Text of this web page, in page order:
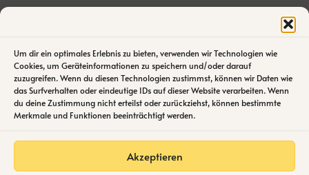
Um dir ein optimales Erlebnis zu bieten, verwenden wir Technologien wie
Cookies, um Geräteinformationen zu speichern und/oder darauf
zuzugreifen. Wenn du diesen Technologien zustimmst, können wir Daten wie
das Surfverhalten oder eindeutige IDs auf dieser Website verarbeiten. Wenn
du deine Zustimmung nicht erteilst oder zurückziehst, können bestimmte
Merkmale und Funktionen beeinträchtigt werden.
Akzeptieren
Indem Du lernst und verstehst, wie ChatGPT wirklich
Erklärung“), positionierst Du Dich optimal für
erfolgreiche digital gestützte Prozessoptimierung.
In einer digitalen Welt voller Veränderungen stellt
genau das nämlich einen entscheidenden
Wettbewerbsvorteil dar.